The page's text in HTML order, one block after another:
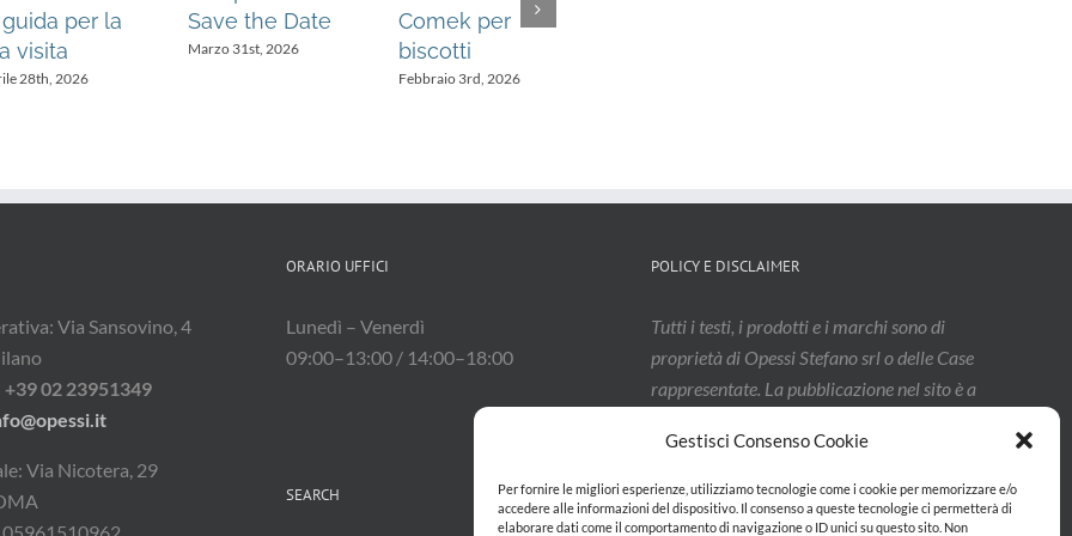
Gestisci Consenso Cookie
Per fornire le migliori esperienze, utilizziamo tecnologie come i cookie per memorizzare e/o
accedere alle informazioni del dispositivo. Il consenso a queste tecnologie ci permetterà di
elaborare dati come il comportamento di navigazione o ID unici su questo sito. Non
per la
visita
28th, 2026
Save the Date
Marzo 31st, 2026
Comek per
biscotti
Febbraio 3rd, 2026
Via Sansovino, 4
+39 02 23951349
Via Nicotera, 29
ORARIO UFFICI
Lunedì – Venerdì
09:00–13:00 / 14:00–18:00
SEARCH
POLICY E DISCLAIMER
Tutti i testi, i prodotti e i marchi sono di
proprietà di Opessi Stefano srl o delle Case
rappresentate. La pubblicazione nel sito è a
potrebbero aver subito modifiche: vi
invitiamo a contattarci per confermarne
l’effettivo aggiornamento.